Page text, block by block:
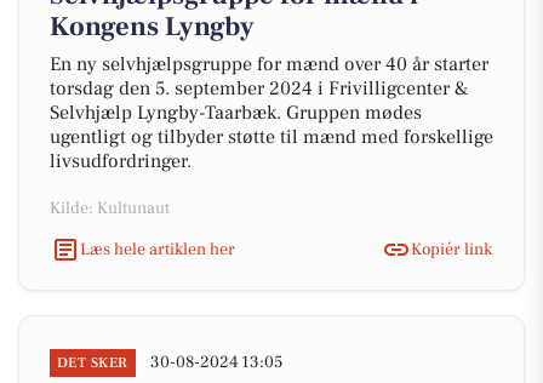
Kongens Lyngby
En ny selvhjælpsgruppe for mænd over 40 år starter
torsdag den 5. september 2024 i Frivilligcenter &
Selvhjælp Lyngby-Taarbæk. Gruppen mødes
ugentligt og tilbyder støtte til mænd med forskellige
livsudfordringer.
Kilde: Kultunaut
Læs hele artiklen her
Kopiér link
DET SKER 30-08-2024 13:05